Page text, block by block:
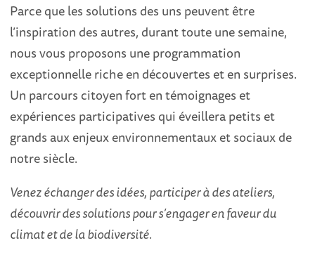
Parce que les solutions des uns peuvent être
l’inspiration des autres, durant toute une semaine,
nous vous proposons une programmation
exceptionnelle riche en découvertes et en surprises.
Un parcours citoyen fort en témoignages et
expériences participatives qui éveillera petits et
grands aux enjeux environnementaux et sociaux de
notre siècle.
Venez échanger des idées, participer à des ateliers,
découvrir des solutions pour s’engager en faveur du
climat et de la biodiversité.